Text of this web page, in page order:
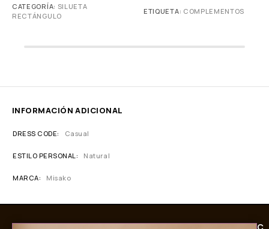
CATEGORÍA: SILUETA
RECTÁNGULO
ETIQUETA: COMPLEMENTOS
INFORMACIÓN ADICIONAL
DRESS CODE Casual
ESTILO PERSONAL Natural
MARCA Misako